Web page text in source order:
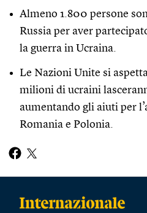
Almeno 1.800 persone
Russia per aver
la guerra in Ucraina.
Le Nazioni Unite si
milioni di ucraini
aumentando gli aiuti per
Romania e Polonia.